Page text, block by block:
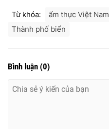
Từ khóa: ẩm thực Việt Nam
Thành phố biển
Bình luận (0)